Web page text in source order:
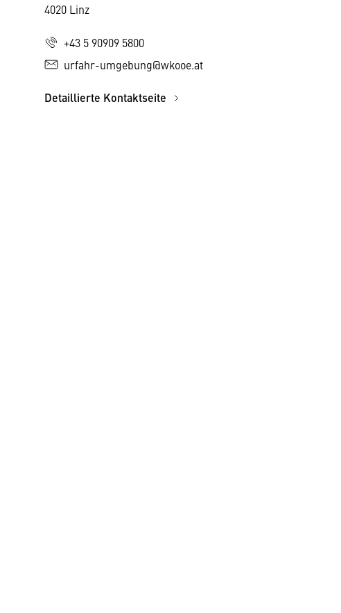
4020 Linz
+43 5 90909 5800
urfahr-umgebung@wkooe.at
Detaillierte Kontaktseite